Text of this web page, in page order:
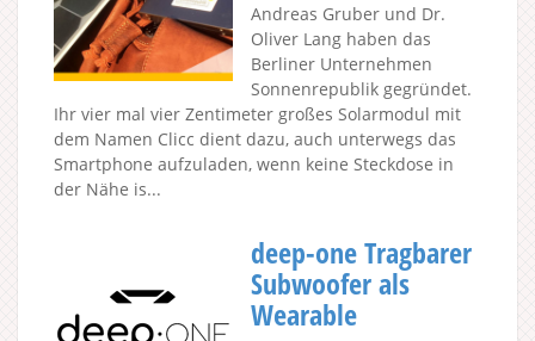
Andreas Gruber und Dr.
Oliver Lang haben das
Berliner Unternehmen
Sonnenrepublik gegründet.
Ihr vier mal vier Zentimeter großes Solarmodul mit
dem Namen Clicc dient dazu, auch unterwegs das
Smartphone aufzuladen, wenn keine Steckdose in
der Nähe is...
deep-one Tragbarer
Subwoofer als
Wearable